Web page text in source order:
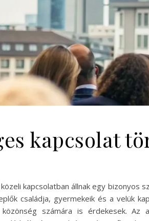
kapcsolat
kapcsolatban állnak egy bizonyos
családja, gyermekeik és a velük
számára is érdekesek. Az